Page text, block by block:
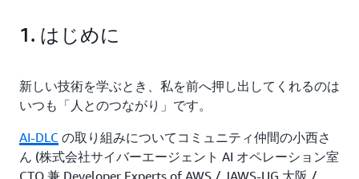
1. はじめに
新しい技術を学ぶとき、私を前へ押し出してくれるのは
いつも「人とのつながり」です。
AI-DLC の取り組みについてコミュニティ仲間の小西さ
ん (株式会社サイバーエージェント AI オペレーション室
CTO 兼 Developer Experts of AWS / JAWS-UG 大阪 /